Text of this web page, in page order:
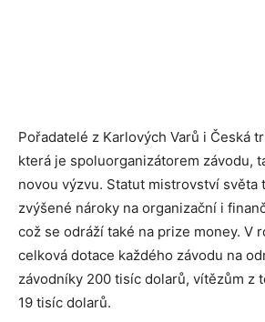
Pořadatelé z Karlových Varů i Česká
která je spoluorganizátorem závodu,
novou výzvu. Statut mistrovství světa
zvýšené nároky na organizační i
což se odráží také na prize money. V
celková dotace každého závodu na
závodníky 200 tisíc dolarů, vítězům z
19 tisíc dolarů.